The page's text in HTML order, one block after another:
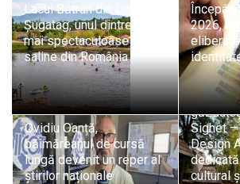
Lacul Bătrân din Ocna
Șugatag, unul dintre cele
mai spectaculoase lacuri
saline din România
2026,
Ovidiu Oanță,
băimăreanul de cursă
lungă devenit un reper al
știrilor naționale
Sighetu
Sighet –
Design
cultural